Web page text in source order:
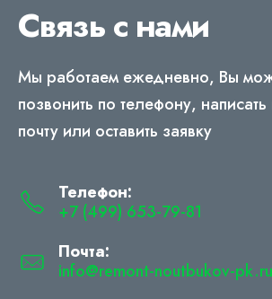
Связь с нами
Мы работаем ежедневно, Вы
позвонить по телефону,
почту или оставить заявку
Телефон:
+7 (499) 653-79-81
Почта:
info@remont-noutbukov-pk.ru